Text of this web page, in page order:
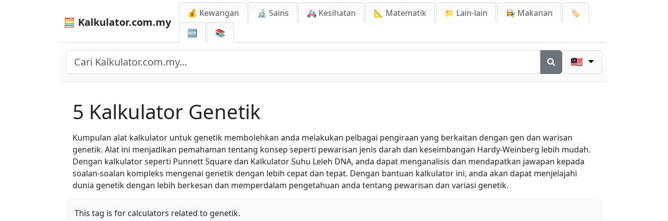
🧮 Kalkulator.com.my
💰 Kewangan 🔬 Sains 🚑 Kesihatan 📐 Matematik 📁 Lain-lain 👩‍🍳 Makanan
🏷️
🆕
📚
🇲🇾
5 Kalkulator Genetik
Kumpulan alat kalkulator untuk genetik membolehkan anda melakukan pelbagai pengiraan yang berkaitan dengan gen dan warisan
genetik. Alat ini menjadikan pemahaman tentang konsep seperti pewarisan jenis darah dan keseimbangan Hardy-Weinberg lebih mudah.
Dengan kalkulator seperti Punnett Square dan Kalkulator Suhu Leleh DNA, anda dapat menganalisis dan mendapatkan jawapan kepada
soalan-soalan kompleks mengenai genetik dengan lebih cepat dan tepat. Dengan bantuan kalkulator ini, anda akan dapat menjelajahi
dunia genetik dengan lebih berkesan dan memperdalam pengetahuan anda tentang pewarisan dan variasi genetik.
This tag is for calculators related to genetik.